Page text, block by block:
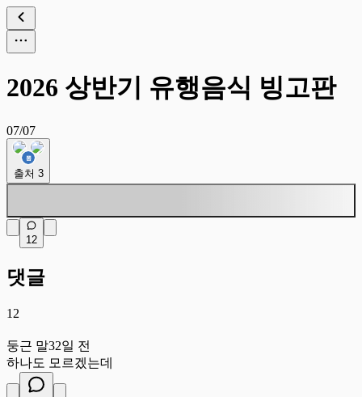
2026 상반기 유행음식 빙고판
07/07
출처 3
12
댓글
12
둥근 말32일 전
하나도 모르겠는데